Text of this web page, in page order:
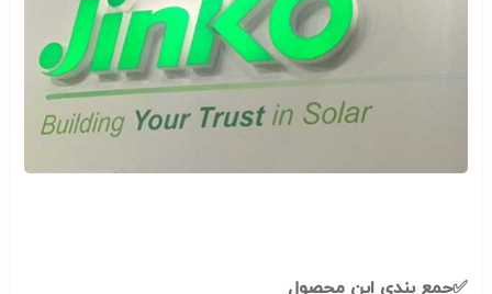
✅جمع بندی این محصول